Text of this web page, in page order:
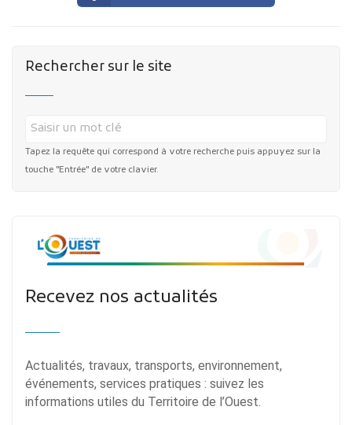
Rechercher sur le site
Tapez la requête qui correspond à votre recherche puis appuyez sur la
touche "Entrée" de votre clavier.
Recevez nos actualités
Actualités, travaux, transports, environnement,
événements, services pratiques : suivez les
informations utiles du Territoire de l’Ouest.